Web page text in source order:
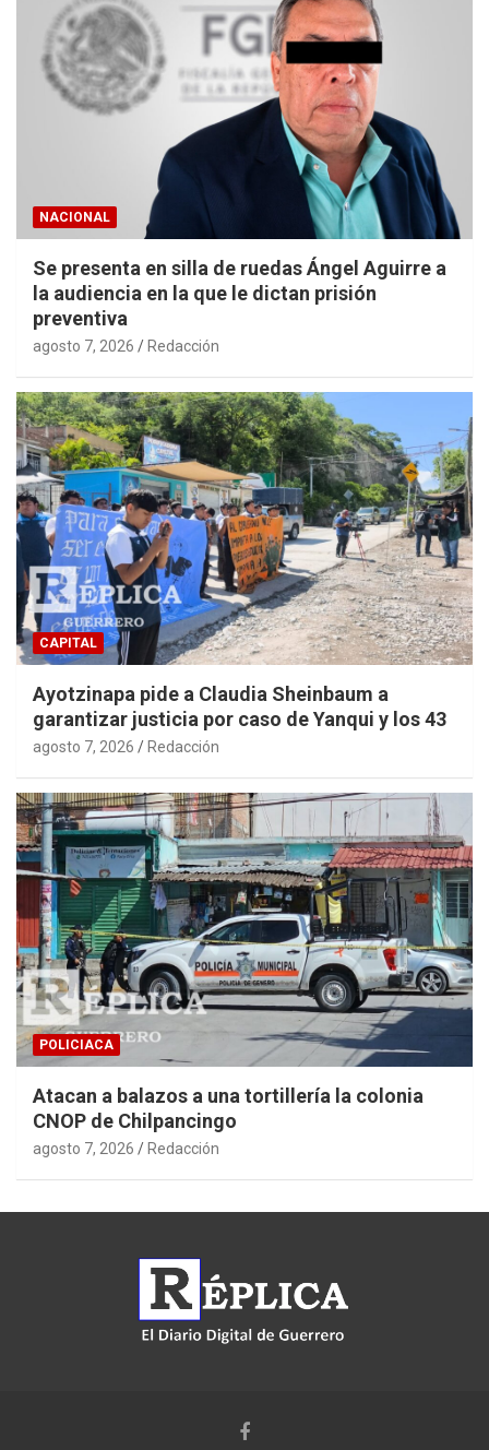
NACIONAL
Se presenta en silla de ruedas Ángel Aguirre a
la audiencia en la que le dictan prisión
preventiva
agosto 7, 2026 Redacción
CAPITAL
Ayotzinapa pide a Claudia Sheinbaum a
garantizar justicia por caso de Yanqui y los 43
agosto 7, 2026 Redacción
POLICIACA
Atacan a balazos a una tortillería la colonia
CNOP de Chilpancingo
agosto 7, 2026 Redacción